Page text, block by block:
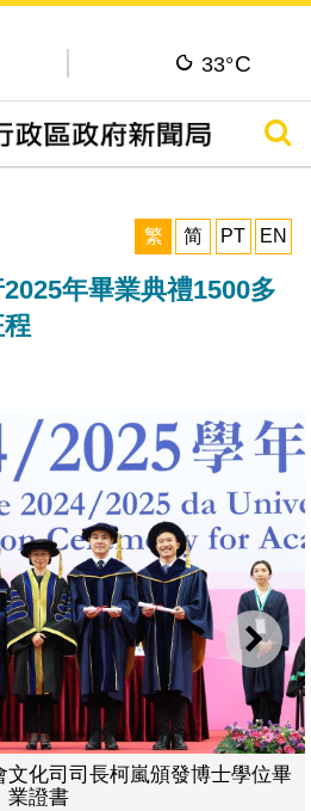
33°C
搜尋
繁
简 PT EN
年畢業典禮1500多
下一
化司司長柯嵐頒發博士學位畢
業證書